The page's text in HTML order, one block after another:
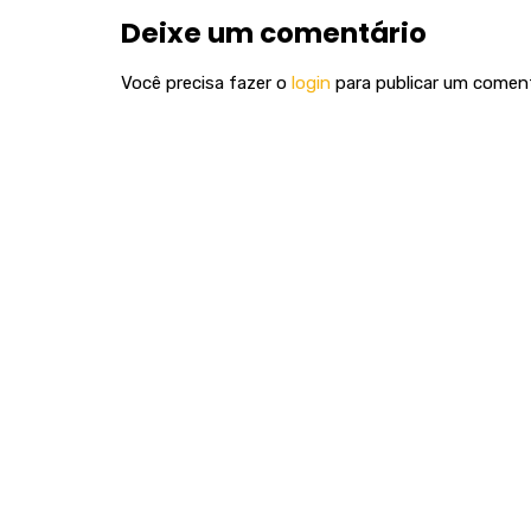
Deixe um comentário
Você precisa fazer o login para publicar um